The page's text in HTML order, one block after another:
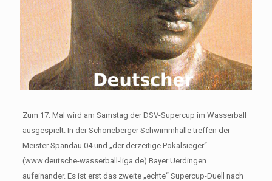
Zum 17. Mal wird am Samstag der DSV-Supercup im Wasserball
ausgespielt. In der Schöneberger Schwimmhalle treffen der
Meister Spandau 04 und „der derzeitige Pokalsieger“
(www.deutsche-wasserball-liga.de) Bayer Uerdingen
aufeinander. Es ist erst das zweite „echte“ Supercup-Duell nach